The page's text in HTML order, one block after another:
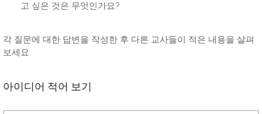
고 싶은 것은 무엇인가요?
각 질문에 대한 답변을 작성한 후 다른 교사들이 적은 내용을 살펴
보세요.
아이디어 적어 보기